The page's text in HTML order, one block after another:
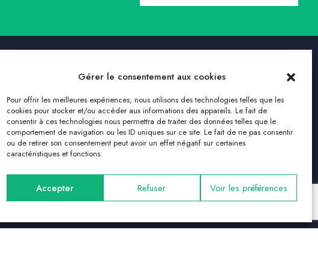
Gérer le consentement aux cookies
Pour offrir les meilleures expériences, nous utilisons des technologies telles que les
cookies pour stocker et/ou accéder aux informations des appareils. Le fait de
consentir à ces technologies nous permettra de traiter des données telles que le
comportement de navigation ou les ID uniques sur ce site. Le fait de ne pas consentir
ou de retirer son consentement peut avoir un effet négatif sur certaines
caractéristiques et fonctions.
Accepter Refuser Voir les préférences
Uccle
Nous suivre